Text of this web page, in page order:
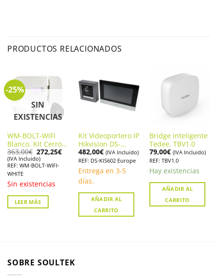
PRODUCTOS RELACIONADOS
-25%
SIN
EXISTENCIAS
WM-BOLT-WIFI
Blanco. Kit Cerrojo
inteligente Blanco
WiFi compatible
con AJAX fabricado
por Watchman
Door
363,00€ El
precio
original
era:
272,25€El
precio
actual
272,25€.
(IVA Incluido)
REF: WM-BOLT-WIFI-
WHITE
Sin existencias
LEER MÁS
Kit Videoportero IP
Hikvision DS-
KIS602 con placa
de 2mpx para
superficie
482,00€ (IVA Incluido)
REF: DS-KIS602 Europe
Entrega en 3-5
días.
AÑADIR AL
CARRITO
Bridge inteligente
Tedee. TBV1.0
79,00€ (IVA Incluido)
REF: TBV1.0
Hay existencias
AÑADIR AL
CARRITO
SOBRE SOULTEK